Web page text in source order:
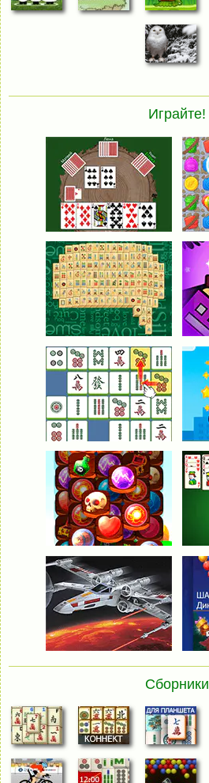
Играйте!
Сборники